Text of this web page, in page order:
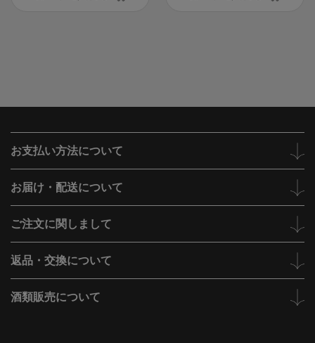
お支払い方法について
お届け・配送について
ご注文に関しまして
返品・交換について
酒類販売について